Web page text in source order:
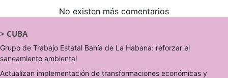
No existen más comentarios
> CUBA
Grupo de Trabajo Estatal Bahía de La Habana: reforzar el
saneamiento ambiental
Actualizan implementación de transformaciones económicas y